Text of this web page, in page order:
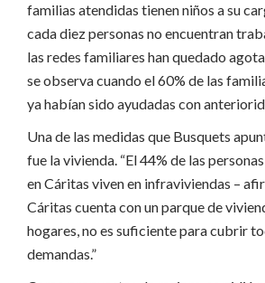
familias atendidas tienen niños a su
cada diez personas no encuentran
las redes familiares han quedado
se observa cuando el 60% de las
ya habían sido ayudadas con
Una de las medidas que Busquets
fue la vivienda. “El 44% de las
en Cáritas viven en infraviviendas –
Cáritas cuenta con un parque de
hogares, no es suficiente para cubrir
demandas.”